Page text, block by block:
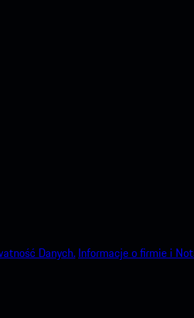
Danych. Informacje o firmie i